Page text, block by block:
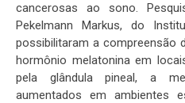
cancerosas ao sono.
Pekelmann Markus, do
possibilitaram a compreensão
hormônio melatonina em
pela glândula pineal, a
aumentados em ambientes